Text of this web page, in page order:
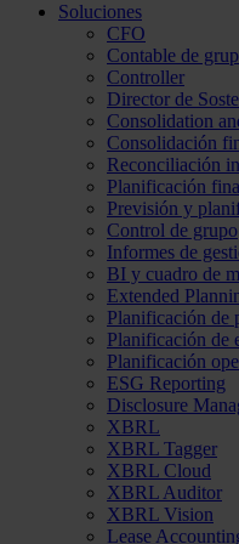
Soluciones
CFO
Contable de
Controller
Director de
Consolidation
Consolidación
Reconciliación
Planificación
Previsión y
Control de grupo
Informes de
BI y cuadro de
Extended
Planificación de
Planificación de
Planificación
ESG Reporting
Disclosure
XBRL
XBRL Tagger
XBRL Cloud
XBRL Auditor
XBRL Vision
Lease